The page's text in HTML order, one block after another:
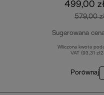
499,00
579,00
Sugerowana
Wliczona kwota
VAT (93,31
Porównaj